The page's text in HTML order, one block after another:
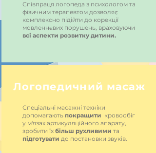
Співпраця логопеда з психологом та
фізичним терапевтом дозволяє
комплексно підійти до корекції
мовленнєвих порушень, враховуючи
всі аспекти розвитку дитини.
Логопедичний масаж
Спеціальні масажні техніки
допомагають покращити кровообіг
у м'язах артикуляційного апарату,
зробити їх більш рухливими та
підготувати до постановки звуків.